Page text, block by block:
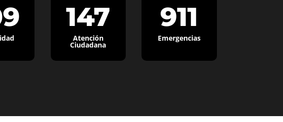
147
Atención
Ciudadana
911
Emergencias